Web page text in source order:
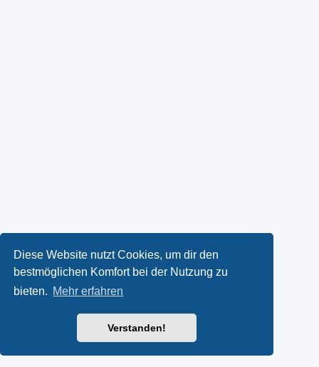
Diese Website nutzt Cookies, um dir den
bestmöglichen Komfort bei der Nutzung zu
bieten. Mehr erfahren
Verstanden!